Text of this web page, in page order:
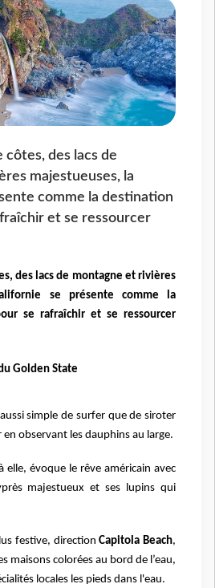
côtes, des lacs de
majestueuses, la
comme la destination
et se ressourcer
des lacs de montagne et rivières
se présente comme la
se rafraîchir et se ressourcer
Golden State
simple de surfer que de siroter
observant les dauphins au large.
elle, évoque le rêve américain avec
majestueux et ses lupins qui
festive, directionCapitola Beach,
maisons colorées au bord de l’eau,
locales les pieds dans l'eau.